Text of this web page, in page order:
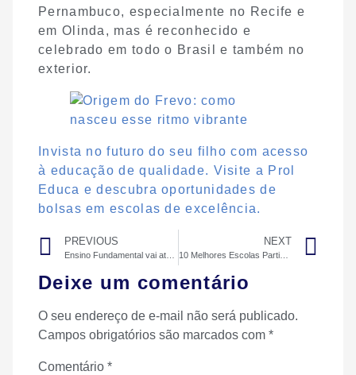
Pernambuco, especialmente no Recife e
em Olinda, mas é reconhecido e
celebrado em todo o Brasil e também no
exterior.
Invista no futuro do seu filho com acesso
à educação de qualidade. Visite a Prol
Educa e descubra oportunidades de
bolsas em escolas de excelência.
PREVIOUS NEXT
10 Melhores Escolas Particulares em Jaboatão: Veja Onde Estudar
Deixe um comentário
O seu endereço de e-mail não será publicado.
Campos obrigatórios são marcados com *
Comentário *